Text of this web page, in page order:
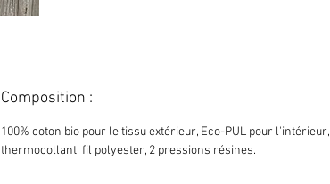
Composition :
100% coton bio pour le tissu extérieur, Eco-PUL pour l'intérieur,
thermocollant, fil polyester, 2 pressions résines.